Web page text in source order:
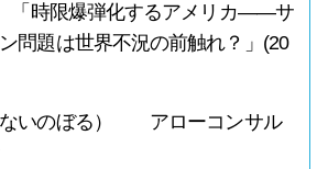
限爆弾化するアメリカ――サ
問題は世界不況の前触れ？」(20
いのぼる） アローコンサル